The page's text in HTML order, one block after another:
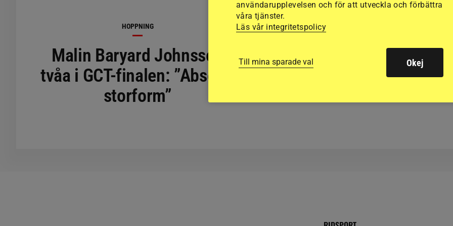
HOPPNING
Malin Baryard Johnsson
tvåa i GCT-finalen: ”Absolut
storform”
Svenskar tävlar om
miljoner kronor i
användarupplevelsen och för att utveckla och förbättra
våra tjänster.
Läs vår integritetspolicy
Till mina sparade val Okej